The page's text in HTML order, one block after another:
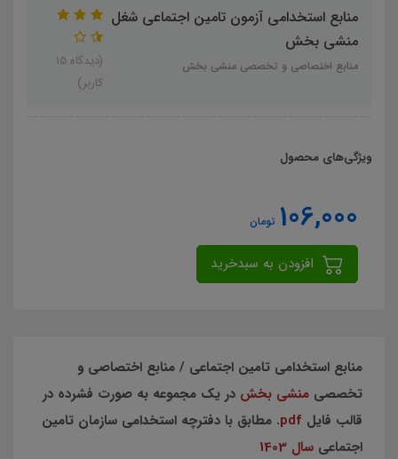
منابع استخدامی آزمون تامین اجتماعی شغل
منشی بخش
منابع اختصاصی و تخصصی منشی بخش
(دیدگاه 15
کاربر)
ویژگی‌های محصول
106,000 تومان
منابع استخدامی تامین اجتماعی / منابع اختصاصی و
تخصصی منشی بخش در یک مجموعه به صورت فشرده در
قالب فایل pdf. مطابق با دفترچه استخدامی سازمان تامین
اجتماعی سال 1403